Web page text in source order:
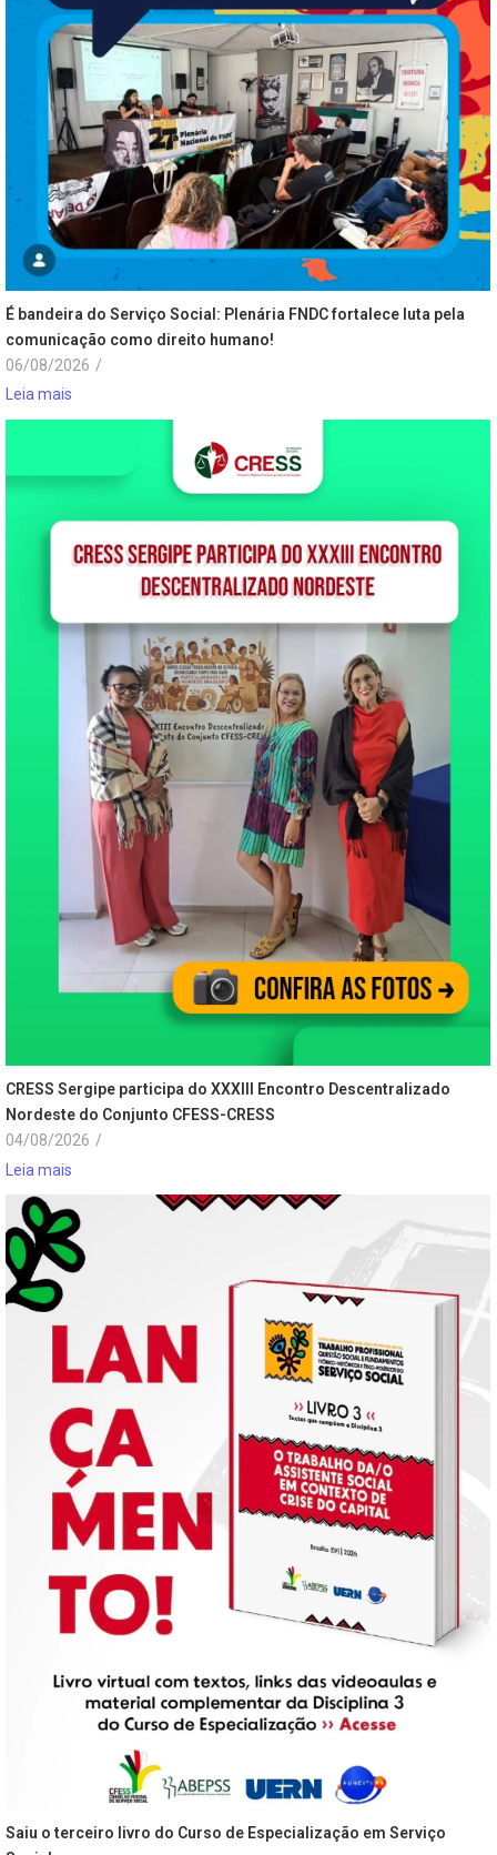
É bandeira do Serviço Social: Plenária FNDC fortalece luta pela
comunicação como direito humano!
06/08/2026 /
Leia mais
CRESS Sergipe participa do XXXIII Encontro Descentralizado
Nordeste do Conjunto CFESS-CRESS
04/08/2026 /
Leia mais
Saiu o terceiro livro do Curso de Especialização em Serviço